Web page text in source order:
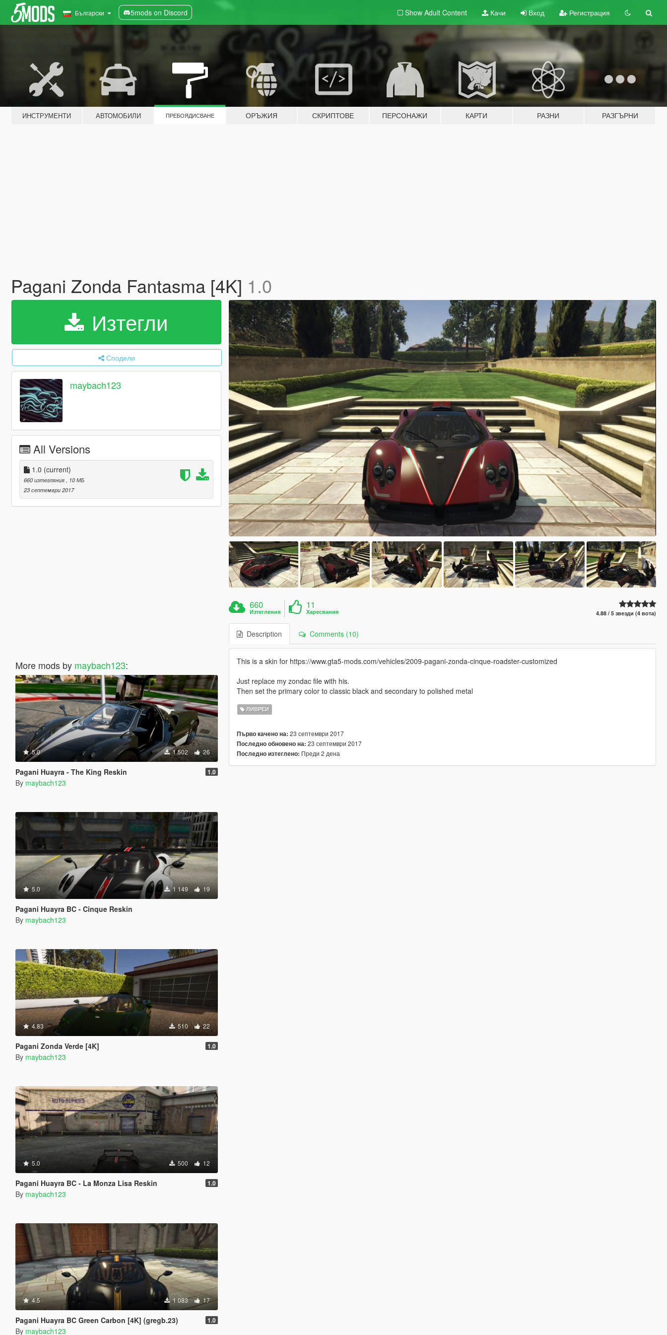
Български 5mods on Discord Show Adult Content Качи Вход Регистрация
ИНСТРУМЕНТИ АВТОМОБИЛИ ПРЕБОЯДИСВАНЕ ОРЪЖИЯ СКРИПТОВЕ ПЕРСОНАЖИ КАРТИ РАЗНИ РАЗГЪРНИ
Pagani Zonda Fantasma [4K] 1.0
Изтегли
Сподели
maybach123
All Versions
1.0 (current)
660 изтегляния
, 10 МБ
23 септември 2017
More mods by maybach123:
5.0 1 502 26
Pagani Huayra - The King Reskin 1.0
By maybach123
5.0 1 149 19
Pagani Huayra BC - Cinque Reskin
By maybach123
4.83 510 22
Pagani Zonda Verde [4K] 1.0
By maybach123
5.0 500 12
Pagani Huayra BC - La Monza Lisa Reskin 1.0
By maybach123
4.5 1 083 17
Pagani Huayra BC Green Carbon [4K] (gregb.23) 1.0
By maybach123
660
Изтегления
11
Харесвания 4.88 / 5 звезди (4 вота)
Description Comments (10)
This is a skin for https://www.gta5-mods.com/vehicles/2009-pagani-zonda-cinque-roadster-customized
Just replace my zondac file with his.
Then set the primary color to classic black and secondary to polished metal
ЛИВРЕИ
Първо качено на: 23 септември 2017
Последно обновено на: 23 септември 2017
Последно изтеглено: Преди 2 дена